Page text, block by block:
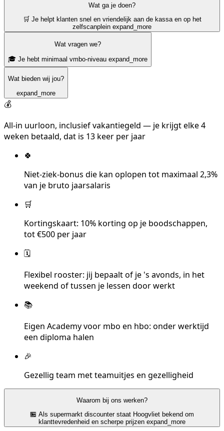
Wat ga je doen?
🛒 Je helpt klanten snel en vriendelijk aan de kassa en op het
zelfscanplein expand_more
Wat vragen we?
🎓 Je hebt minimaal vmbo-niveau expand_more
Wat bieden wij jou?
expand_more
💰
All-in uurloon, inclusief vakantiegeld — je krijgt elke 4
weken betaald, dat is 13 keer per jaar
🍀
Niet-ziek-bonus die kan oplopen tot maximaal 2,3%
van je bruto jaarsalaris
🛒
Kortingskaart: 10% korting op je boodschappen,
tot €500 per jaar
🗓️
Flexibel rooster: jij bepaalt of je 's avonds, in het
weekend of tussen je lessen door werkt
📚
Eigen Academy voor mbo en hbo: onder werktijd
een diploma halen
🎉
Gezellig team met teamuitjes en gezelligheid
Waarom bij ons werken?
🏪 Als supermarkt discounter staat Hoogvliet bekend om
klanttevredenheid en scherpe prijzen expand_more